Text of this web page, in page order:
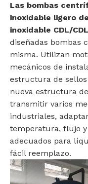
Las bombas
inoxidable ligero
inoxidable CDL/
diseñadas bombas
misma. Utilizan
mecánicos de
estructura de
nueva estructura
transmitir varios
industriales,
temperatura, flujo
adecuados para
fácil reemplazo.